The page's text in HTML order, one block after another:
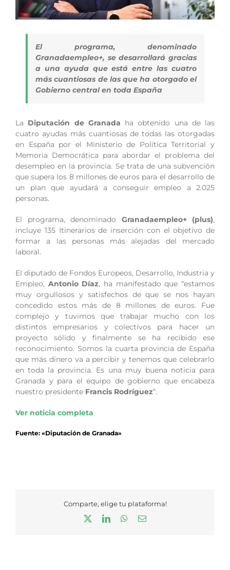
El programa, denominado
Granadaempleo+, se desarrollará gracias
a una ayuda que está entre las cuatro
más cuantiosas de las que ha otorgado el
Gobierno central en toda España
La Diputación de Granada ha obtenido una de las
cuatro ayudas más cuantiosas de todas las otorgadas
en España por el Ministerio de Política Territorial y
Memoria Democrática para abordar el problema del
desempleo en la provincia. Se trata de una subvención
que supera los 8 millones de euros para el desarrollo de
un plan que ayudará a conseguir empleo a 2.025
personas.
El programa, denominado Granadaempleo+ (plus),
incluye 135 Itinerarios de inserción con el objetivo de
formar a las personas más alejadas del mercado
laboral.
El diputado de Fondos Europeos, Desarrollo, Industria y
Empleo, Antonio Díaz, ha manifestado que “estamos
muy orgullosos y satisfechos de que se nos hayan
concedido estos más de 8 millones de euros. Fue
complejo y tuvimos que trabajar mucho con los
distintos empresarios y colectivos para hacer un
proyecto sólido y finalmente se ha recibido ese
reconocimiento. Somos la cuarta provincia de España
que más dinero va a percibir y tenemos que celebrarlo
en toda la provincia. Es una muy buena noticia para
Granada y para el equipo de gobierno que encabeza
nuestro presidente Francis Rodríguez”.
Ver noticia completa
Fuente: «Diputación de Granada»
Comparte, elige tu plataforma!
LinkedInWhatsApp
Correo